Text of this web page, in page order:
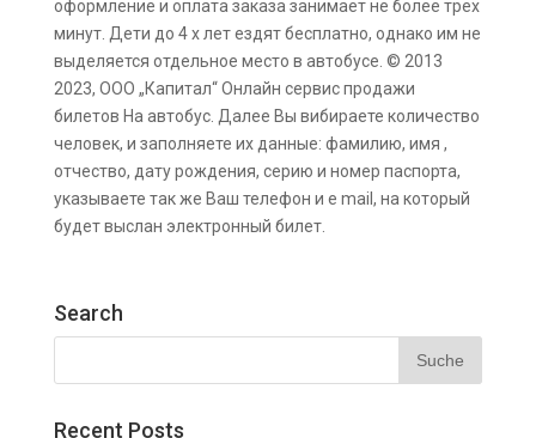
оформление и оплата заказа занимает не более трех
минут. Дети до 4 х лет ездят бесплатно, однако им не
выделяется отдельное место в автобусе. © 2013
2023, ООО „Капитал“ Онлайн сервис продажи
билетов На автобус. Далее Вы вибираете количество
человек, и заполняете их данные: фамилию, имя ,
отчество, дату рождения, серию и номер паспорта,
указываете так же Ваш телефон и e mail, на который
будет выслан электронный билет.
Search
Recent Posts